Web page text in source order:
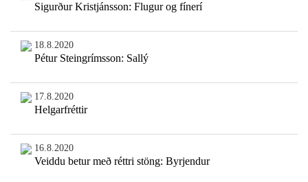
Sigurður Kristjánsson: Flugur og fínerí
18.8.2020
Pétur Steingrímsson: Sallý
17.8.2020
Helgarfréttir
16.8.2020
Veiddu betur með réttri stöng: Byrjendur